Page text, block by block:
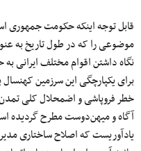
قابل توجه اینکه حکومت جمهوری
موضوعی را که در طول تاریخ به
نگاه داشتن اقوام مختلف ایرانی
برای یکپارچگی این سرزمین کهنسال
خطر فروپاشی و اضمحلال کلی
آگاه و میهن‌دوست مطرح گردیده
یادآوریست که اصلاح ساختاری